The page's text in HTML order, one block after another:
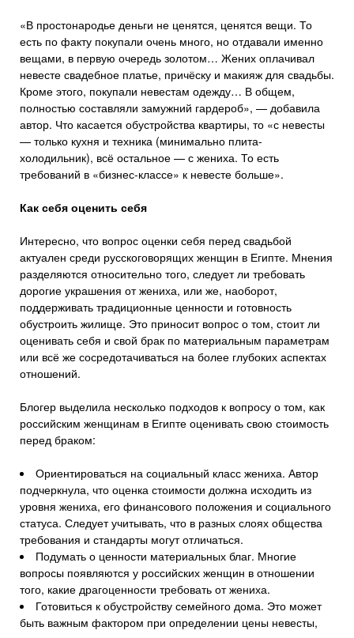
«В простонародье деньги не ценятся, ценятся вещи. То
есть по факту покупали очень много, но отдавали именно
вещами, в первую очередь золотом… Жених оплачивал
невесте свадебное платье, причёску и макияж для свадьбы.
Кроме этого, покупали невестам одежду… В общем,
полностью составляли замужний гардероб», — добавила
автор. Что касается обустройства квартиры, то «с невесты
— только кухня и техника (минимально плита-
холодильник), всё остальное — с жениха. То есть
требований в «бизнес-классе» к невесте больше».
Как себя оценить себя
Интересно, что вопрос оценки себя перед свадьбой
актуален среди русскоговорящих женщин в Египте. Мнения
разделяются относительно того, следует ли требовать
дорогие украшения от жениха, или же, наоборот,
поддерживать традиционные ценности и готовность
обустроить жилище. Это приносит вопрос о том, стоит ли
оценивать себя и свой брак по материальным параметрам
или всё же сосредотачиваться на более глубоких аспектах
отношений.
Блогер выделила несколько подходов к вопросу о том, как
российским женщинам в Египте оценивать свою стоимость
перед браком:
Ориентироваться на социальный класс жениха. Автор
подчеркнула, что оценка стоимости должна исходить из
уровня жениха, его финансового положения и социального
статуса. Следует учитывать, что в разных слоях общества
требования и стандарты могут отличаться.
Подумать о ценности материальных благ. Многие
вопросы появляются у российских женщин в отношении
того, какие драгоценности требовать от жениха.
Готовиться к обустройству семейного дома. Это может
быть важным фактором при определении цены невесты,